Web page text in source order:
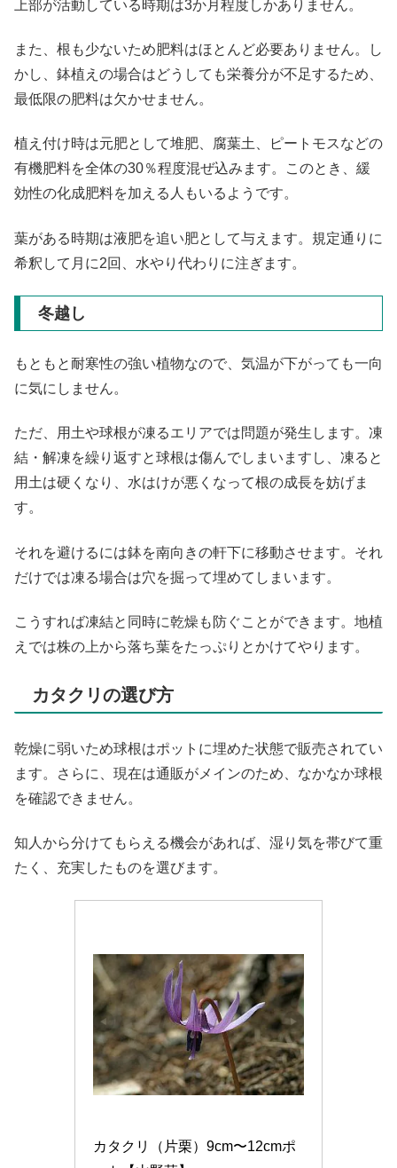
上部が活動している時期は3か月程度しかありません。
また、根も少ないため肥料はほとんど必要ありません。し
かし、鉢植えの場合はどうしても栄養分が不足するため、
最低限の肥料は欠かせません。
植え付け時は元肥として堆肥、腐葉土、ピートモスなどの
有機肥料を全体の30％程度混ぜ込みます。このとき、緩
効性の化成肥料を加える人もいるようです。
葉がある時期は液肥を追い肥として与えます。規定通りに
希釈して月に2回、水やり代わりに注ぎます。
冬越し
もともと耐寒性の強い植物なので、気温が下がっても一向
に気にしません。
ただ、用土や球根が凍るエリアでは問題が発生します。凍
結・解凍を繰り返すと球根は傷んでしまいますし、凍ると
用土は硬くなり、水はけが悪くなって根の成長を妨げま
す。
それを避けるには鉢を南向きの軒下に移動させます。それ
だけでは凍る場合は穴を掘って埋めてしまいます。
こうすれば凍結と同時に乾燥も防ぐことができます。地植
えでは株の上から落ち葉をたっぷりとかけてやります。
カタクリの選び方
乾燥に弱いため球根はポットに埋めた状態で販売されてい
ます。さらに、現在は通販がメインのため、なかなか球根
を確認できません。
知人から分けてもらえる機会があれば、湿り気を帯びて重
たく、充実したものを選びます。
カタクリ（片栗）9cm〜12cmポ